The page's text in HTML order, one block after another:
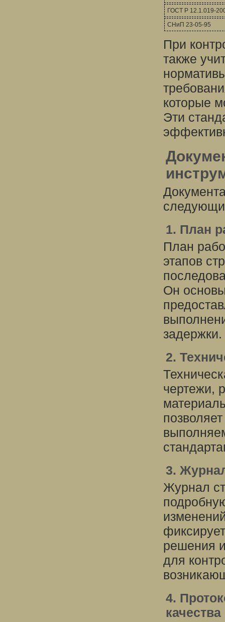
ГОСТ Р 12.1.019-
СНиП 23-05-95
При
также
которые
Эти
1. План
План
этапов
Он
задержки.
2.
чертежи,
3.
Журнал
решения
для
4.
качества